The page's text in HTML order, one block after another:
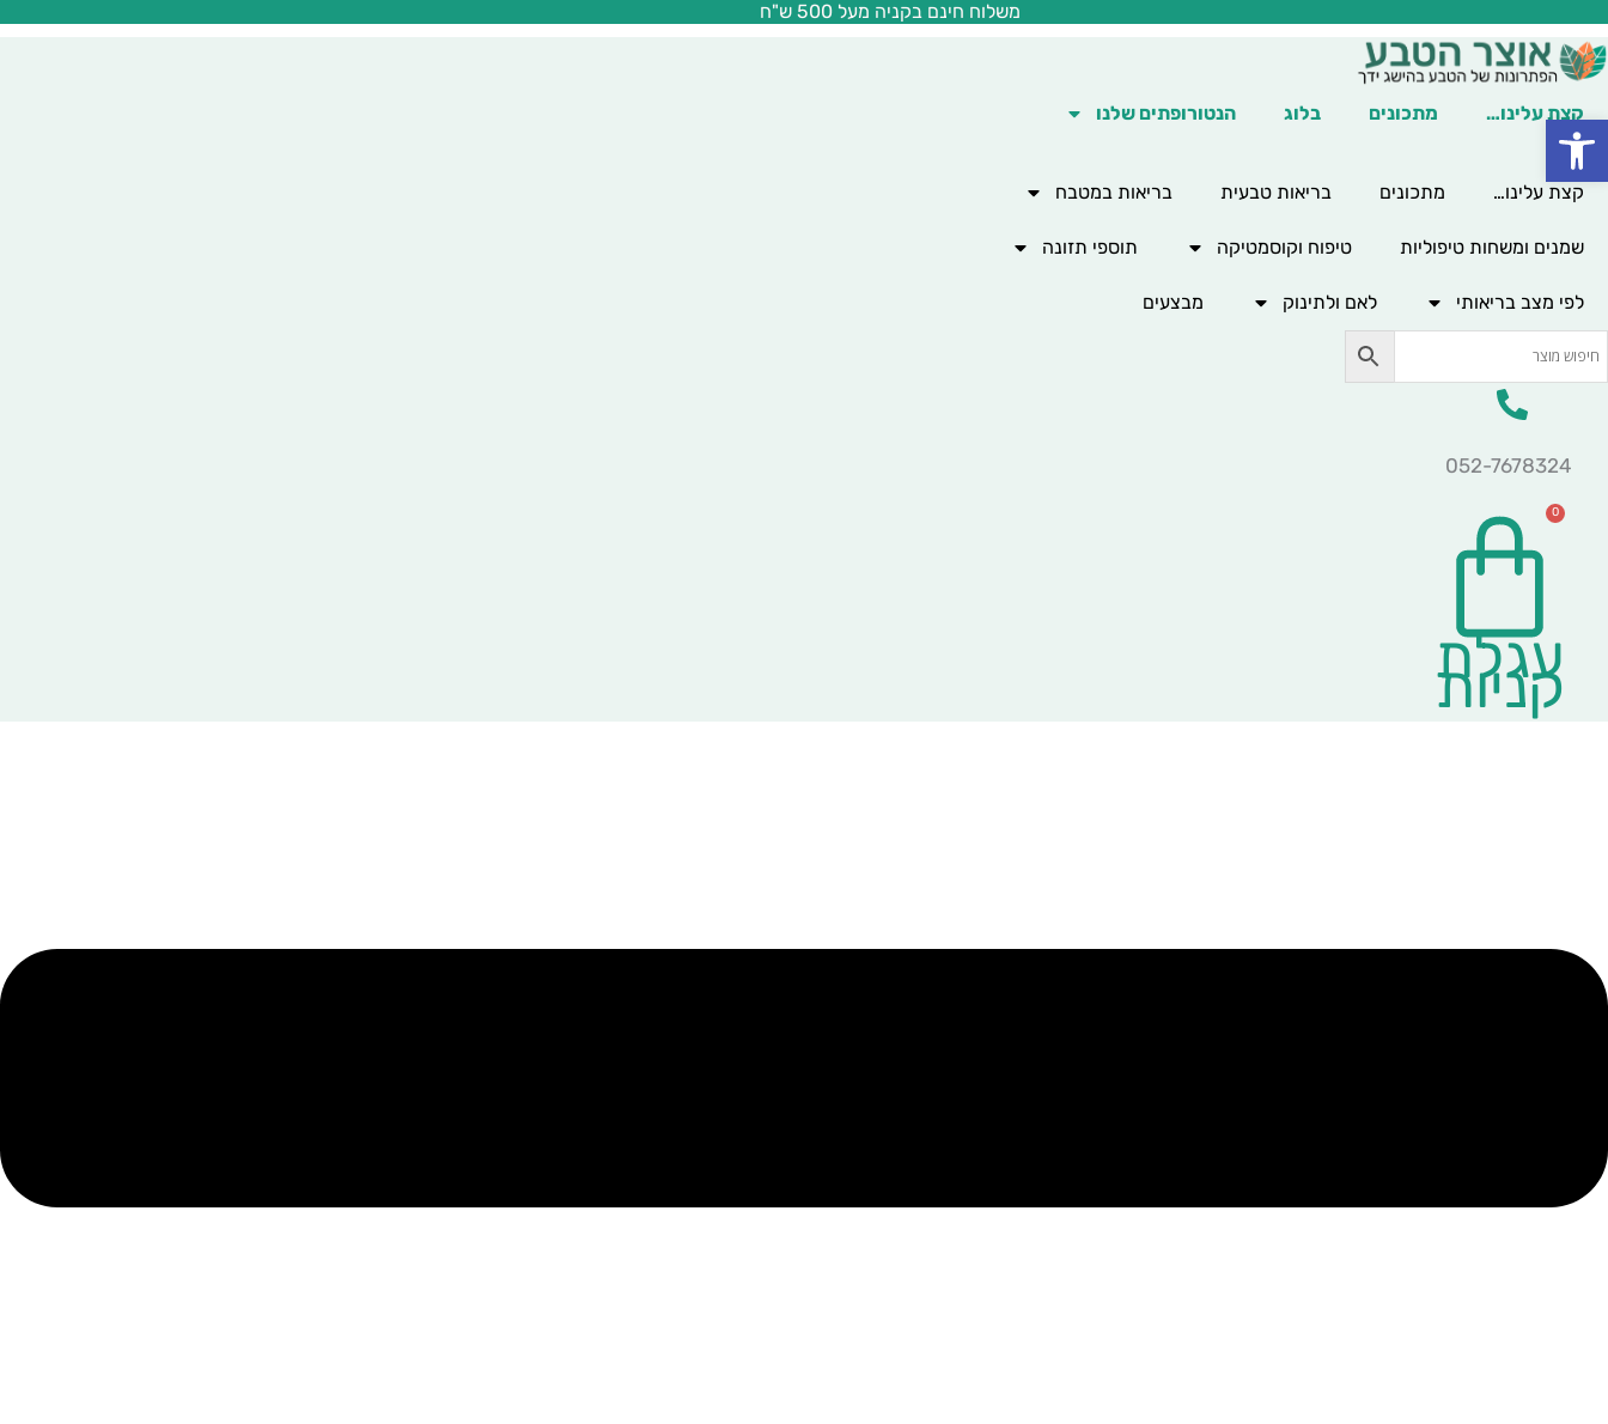
פתח סרגל נגישות
לתוכן
משלוח חינם בקניה מעל 500 ש"ח
קצת עלינו… מתכונים בלוג הנטורופתים שלנו
קצת עלינו… מתכונים בריאות טבעית בריאות במטבח
שמנים ומשחות טיפוליות טיפוח וקוסמטיקה תוספי תזונה
לפי מצב בריאותי לאם ולתינוק מבצעים
052-7678324
0
עגלת
קניות